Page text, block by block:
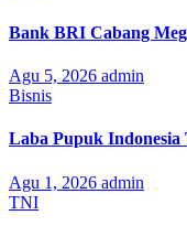
Bank BRI Cabang
Agu 5, 2026 admin
Bisnis
Laba Pupuk Indonesia
Agu 1, 2026 admin
TNI